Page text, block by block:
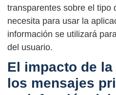
transparentes sobre el tipo
necesita para usar la
información se utilizará
del usuario.
El impacto de
los mensajes